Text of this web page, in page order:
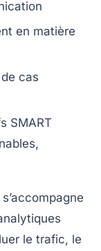
en matière
cas
SMART
le trafic, le